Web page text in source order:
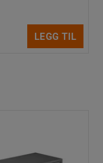
LEGG TIL